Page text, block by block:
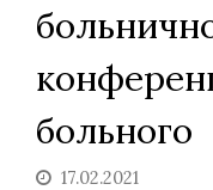
больного
17.02.2021